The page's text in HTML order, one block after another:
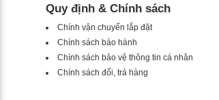
Quy định & Chính sách
Chính vận chuyển lắp đặt
Chính sách bảo hành
Chính sách bảo vệ thông tin cá nhân
Chính sách đổi, trả hàng